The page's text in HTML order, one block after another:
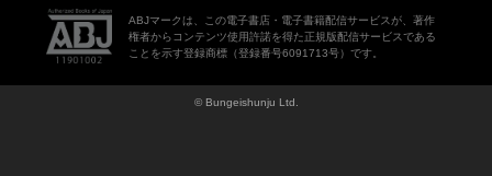
ABJマークは、この電子書店・電子書籍配信サービスが、著作
権者からコンテンツ使用許諾を得た正規版配信サービスである
ことを示す登録商標（登録番号6091713号）です。
© Bungeishunju Ltd.